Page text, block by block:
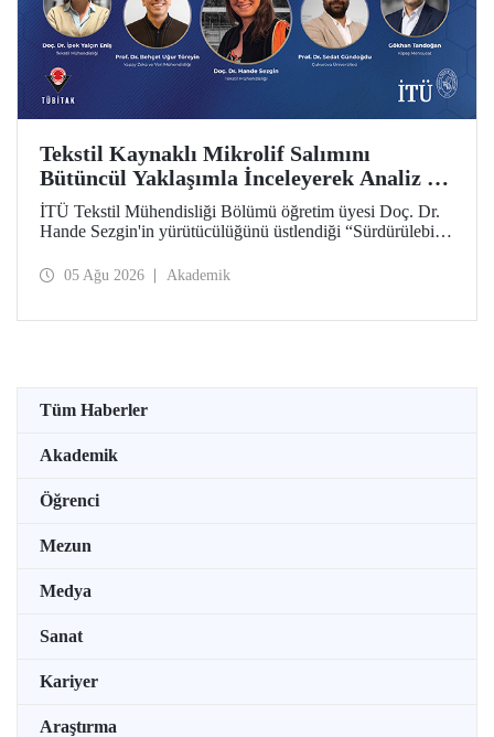
Tekstil Kaynaklı Mikrolif Salımını
Bütüncül Yaklaşımla İnceleyerek Analiz ve
Azaltım Stratejileri Geliştirecek Projeye
TÜBİTAK Desteği
İTÜ Tekstil Mühendisliği Bölümü öğretim üyesi Doç. Dr.
Hande Sezgin'in yürütücülüğünü üstlendiği “Sürdürülebilir
Koşullarına Bağlı Mikrolif Salımı: Aşınma, UV Maruziyeti
05 Ağu 2026 Akademik
Tüm Haberler
Akademik
Öğrenci
Mezun
Medya
Sanat
Kariyer
Araştırma